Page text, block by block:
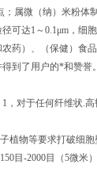
；属微（纳）米粉体
可达1～0.1μm，细
药）、（保健）食
到了用户的*和赞誉。
，对于任何纤维状.高
物等要求打破细胞
-2000目（5微米